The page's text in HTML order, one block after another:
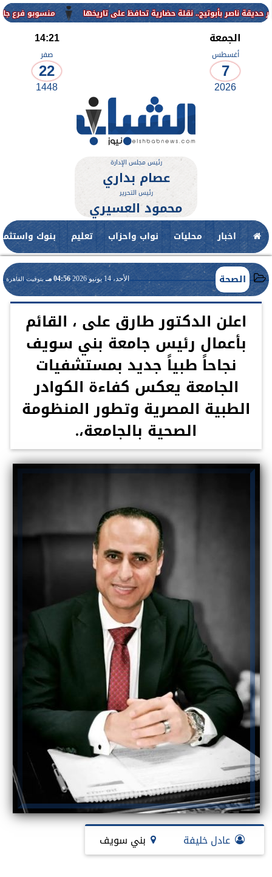
منسوبو فرع جامعة الأزهر
الجمعة
أغسطس
7
2026
14:21
صفر
22
1448
رئيس مجلس الإدارة
عصام بداري
رئيس التحرير
محمود العسيري
اخبار محليات نواب واحزاب تعليم بنوك
الصحة الأحد، 14 يونيو 2026 04:56 مـ بتوقيت القاهرة
اعلن الدكتور طارق على ، القائم
بأعمال رئيس جامعة بني سويف
نجاحاً طبياً جديد بمستشفيات
الجامعة يعكس كفاءة الكوادر
الطبية المصرية وتطور المنظومة
الصحية بالجامعة،.
عادل خليفة بني سويف